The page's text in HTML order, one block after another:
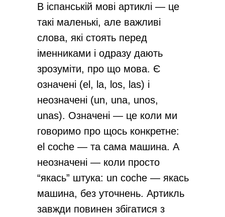
В іспанській мові артиклі — це
такі маленькі, але важливі
слова, які стоять перед
іменниками і одразу дають
зрозуміти, про що мова. Є
означені (el, la, los, las) і
неозначені (un, una, unos,
unas). Означені — це коли ми
говоримо про щось конкретне:
el coche — та сама машина. А
неозначені — коли просто
“якась” штука: un coche — якась
машина, без уточнень. Артикль
завжди повинен збігатися з